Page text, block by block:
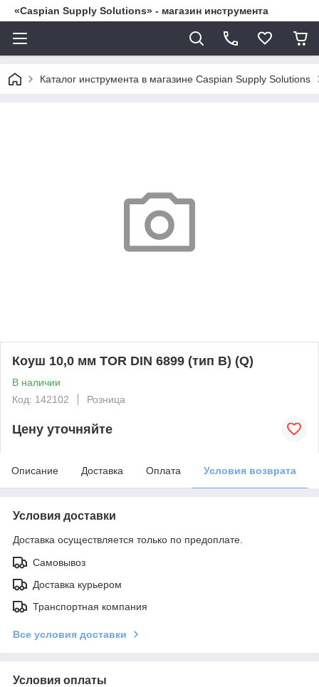
«Caspian Supply Solutions» - магазин инструмента
Каталог инструмента в магазине Caspian Supply Solutions
Коуш 10,0 мм TOR DIN 6899 (тип B) (Q)
В наличии
Код: 142102
Розница
Цену уточняйте
Описание Доставка Оплата Условия возврата
Условия доставки
Доставка осуществляется только по предоплате.
Самовывоз
Доставка курьером
Транспортная компания
Все условия доставки
Условия оплаты